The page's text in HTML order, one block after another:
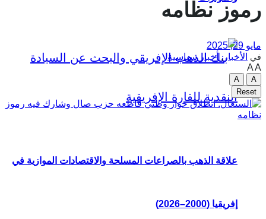
علاقة الذهب بالصراعات المسلحة والاقتصادات الموازية في
إفريقيا (2000–2026)
رموز نظامه
مايو 29, 2025
في الأخبار , أخبار سياسية
AA
A
A
Reset